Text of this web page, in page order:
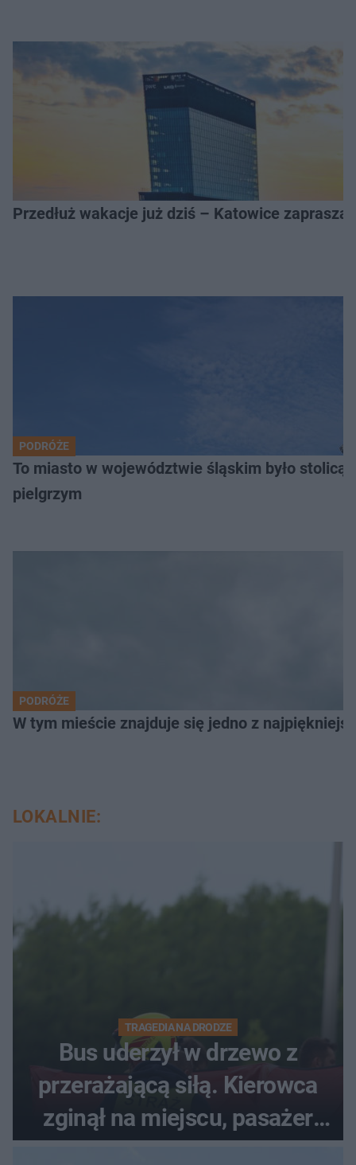
Przedłuż wakacje już dziś – Katowice
PODRÓŻE
To miasto w województwie śląskim było
pielgrzym
PODRÓŻE
W tym mieście znajduje się jedno z
LOKALNIE:
TRAGEDIA NA DRODZE
Bus uderzył w drzewo z
przerażającą siłą. Kierowca
zginął na miejscu, pasażer
walczy o życie